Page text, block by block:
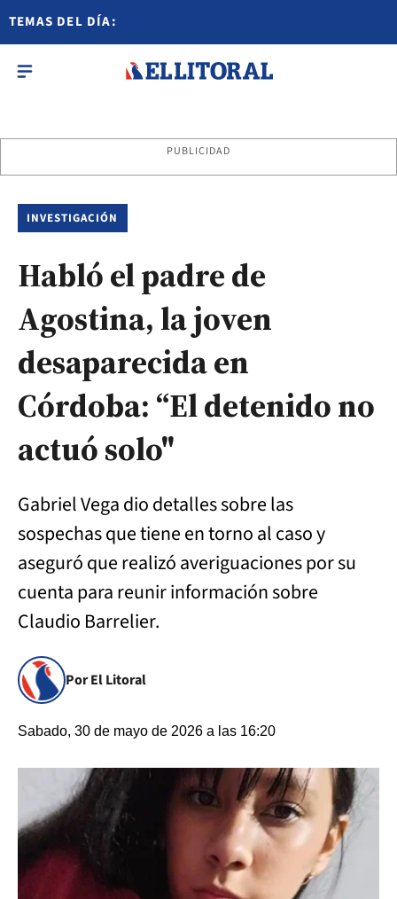
TEMAS DEL DÍA:
PUBLICIDAD
INVESTIGACIÓN
Habló el padre de
Agostina, la joven
desaparecida en
Córdoba: “El detenido no
actuó solo"
Gabriel Vega dio detalles sobre las
sospechas que tiene en torno al caso y
aseguró que realizó averiguaciones por su
cuenta para reunir información sobre
Claudio Barrelier.
Por El Litoral
Sabado, 30 de mayo de 2026 a las 16:20